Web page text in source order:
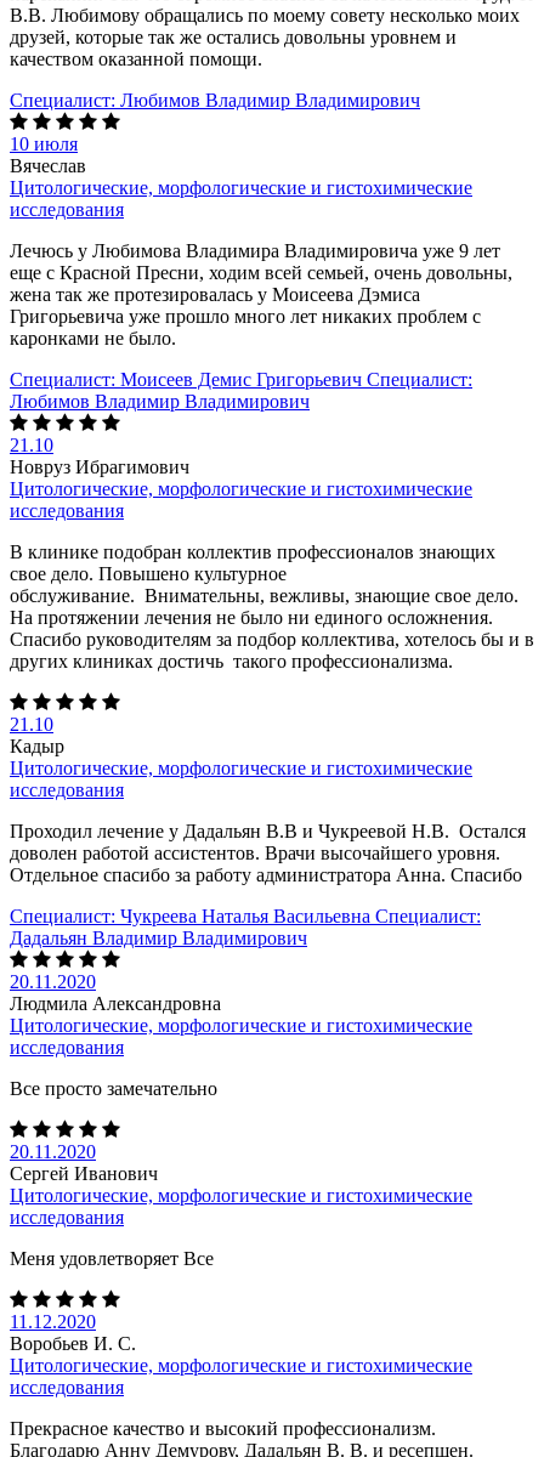
В.В. Любимову обращались по моему совету несколько моих
друзей, которые так же остались довольны уровнем и
качеством оказанной помощи.
Специалист: Любимов Владимир Владимирович
10 июля
Вячеслав
Цитологические, морфологические и гистохимические
исследования
Лечюсь у Любимова Владимира Владимировича уже 9 лет
еще с Красной Пресни, ходим всей семьей, очень довольны,
жена так же протезировалась у Моисеева Дэмиса
Григорьевича уже прошло много лет никаких проблем с
каронками не было.
Специалист: Моисеев Демис Григорьевич Специалист:
Любимов Владимир Владимирович
21.10
Новруз Ибрагимович
Цитологические, морфологические и гистохимические
исследования
В клинике подобран коллектив профессионалов знающих
свое дело. Повышено культурное
обслуживание. Внимательны, вежливы, знающие свое дело.
На протяжении лечения не было ни единого осложнения.
Спасибо руководителям за подбор коллектива, хотелось бы и в
других клиниках достичь такого профессионализма.
21.10
Кадыр
Цитологические, морфологические и гистохимические
исследования
Проходил лечение у Дадальян В.В и Чукреевой Н.В. Остался
доволен работой ассистентов. Врачи высочайшего уровня.
Отдельное спасибо за работу администратора Анна. Спасибо
Специалист: Чукреева Наталья Васильевна Специалист:
Дадальян Владимир Владимирович
20.11.2020
Людмила Александровна
Цитологические, морфологические и гистохимические
исследования
Все просто замечательно
20.11.2020
Сергей Иванович
Цитологические, морфологические и гистохимические
исследования
Меня удовлетворяет Все
11.12.2020
Воробьев И. С.
Цитологические, морфологические и гистохимические
исследования
Прекрасное качество и высокий профессионализм.
Благодарю Анну Демурову, Дадальян В. В. и ресепшен.